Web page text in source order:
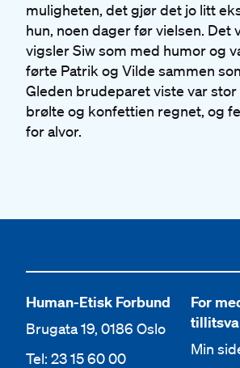
muligheten, det gjør det jo litt
hun, noen dager før vielsen. Det
vigsler Siw som med humor og
førte Patrik og Vilde sammen
Gleden brudeparet viste var stor
brølte og konfettien regnet, og
for alvor.
Human-Etisk Forbund
Brugata 19, 0186 Oslo
Tel: 23 15 60 00
For
Min